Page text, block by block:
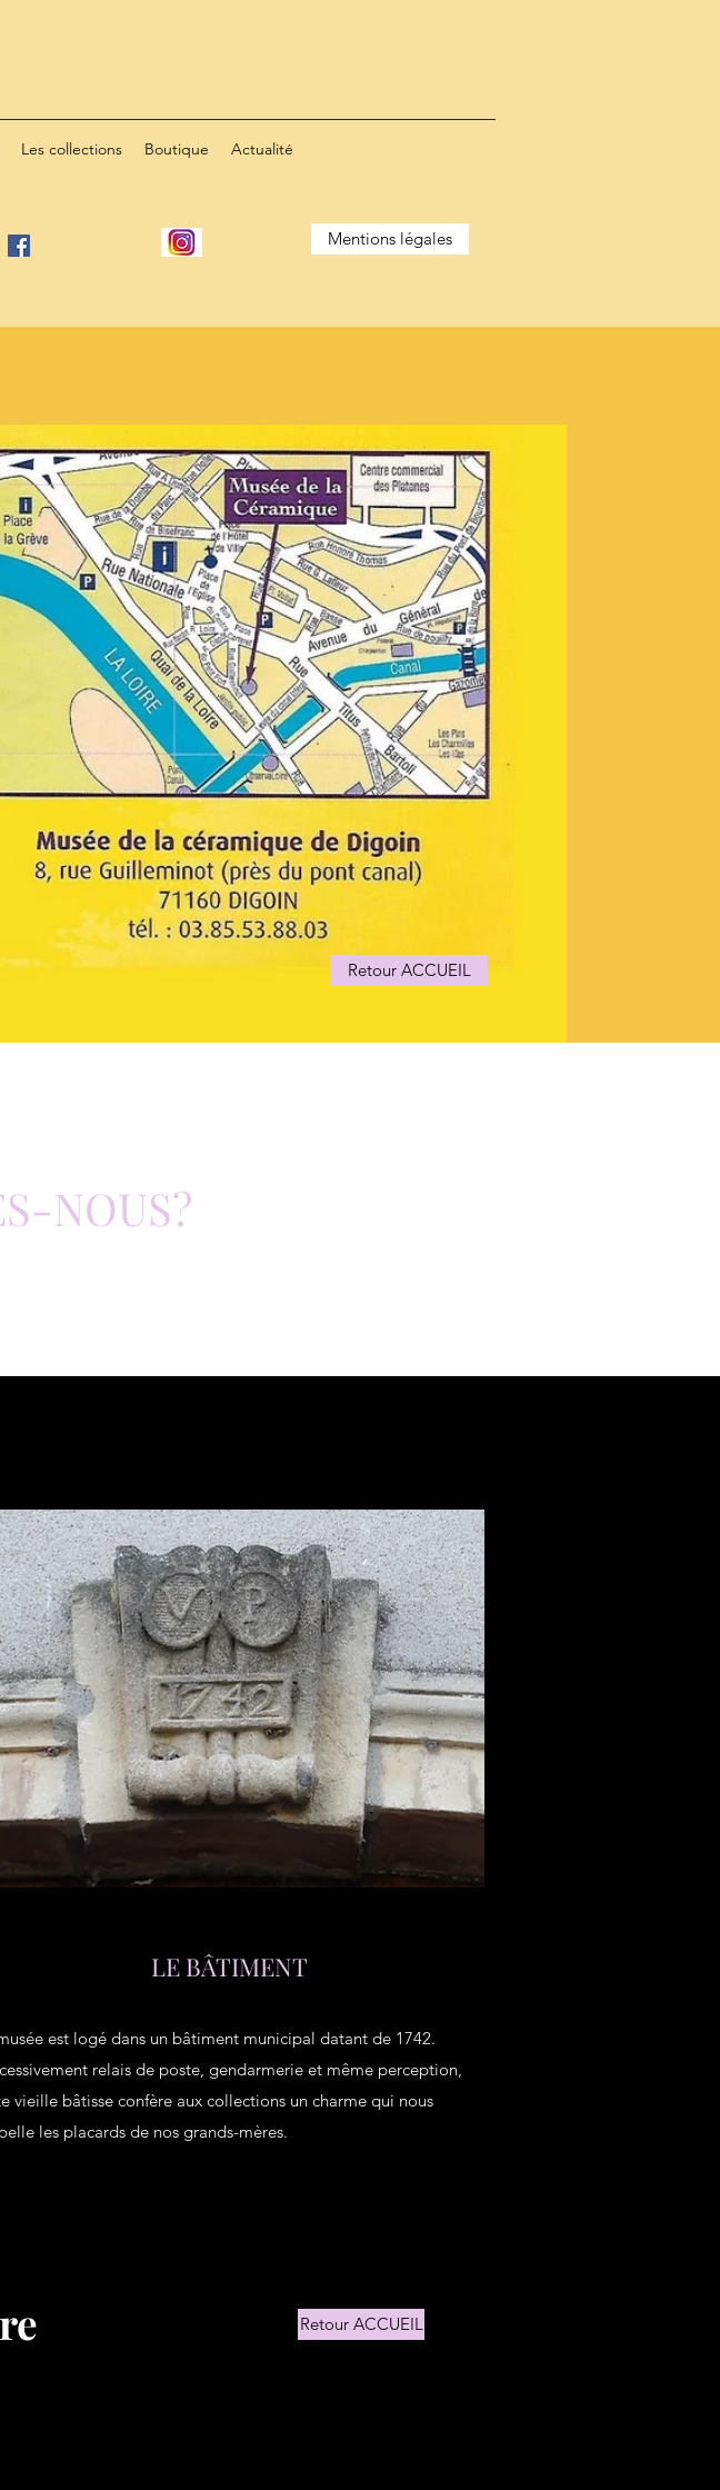
Les collections Boutique Actualité
Mentions légales
Retour ACCUEIL
NOUS?
LE BÂTIMENT
est logé dans un bâtiment municipal datant de 1742.
relais de poste, gendarmerie et même perception,
vieille bâtisse confère aux collections un charme qui nous
les placards de nos grands-mères.
Retour ACCUEIL